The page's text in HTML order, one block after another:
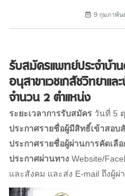
9 กุมภาพัน
รับสมัครแพทย์ประจำบ้า
อนุสาขาเวชเภสัชวิทยาแ
จำนวน 2 ตำแหน่ง
ระยะเวลาการรับสมัคร วันที่ 5
ประกาศรายชื่อผู้มีสิทธิ์เข้าสอ
ประกาศรายชื่อผู้ผ่านการคัดเลือ
ประกาศผ่านทาง Website/
และสังคม และส่ง E-mail ถึงผู้ผ่